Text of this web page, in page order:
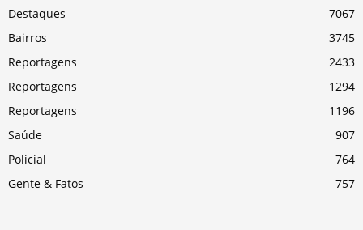
Destaques
7067
Bairros
3745
Reportagens
2433
Reportagens
1294
Reportagens
1196
Saúde
907
Policial
764
Gente & Fatos
757